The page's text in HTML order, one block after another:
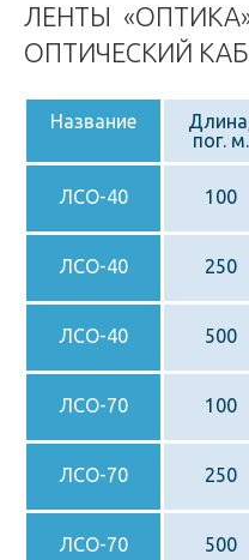
ЛЕНТЫ
ОПТИЧЕСКИЙ
Название
пог. м.
ЛСО-40 100
ЛСО-40 250
ЛСО-40 500
ЛСО-70 100
ЛСО-70 250
ЛСО-70 500